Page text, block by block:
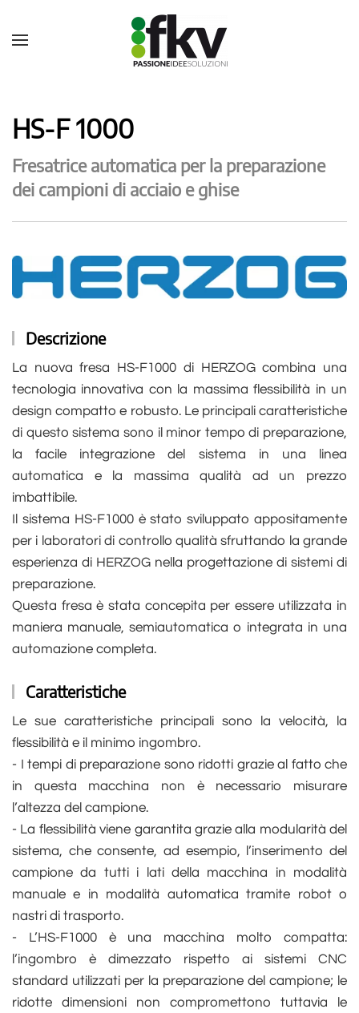
HS-F 1000
Fresatrice automatica per la preparazione
dei campioni di acciaio e ghise
Descrizione
La nuova fresa HS-F1000 di HERZOG combina una
tecnologia innovativa con la massima flessibilità in un
design compatto e robusto. Le principali caratteristiche
di questo sistema sono il minor tempo di preparazione,
la facile integrazione del sistema in una linea
automatica e la massima qualità ad un prezzo
imbattibile.
Il sistema HS-F1000 è stato sviluppato appositamente
per i laboratori di controllo qualità sfruttando la grande
esperienza di HERZOG nella progettazione di sistemi di
preparazione.
Questa fresa è stata concepita per essere utilizzata in
maniera manuale, semiautomatica o integrata in una
automazione completa.
Caratteristiche
Le sue caratteristiche principali sono la velocità, la
flessibilità e il minimo ingombro.
- I tempi di preparazione sono ridotti grazie al fatto che
in questa macchina non è necessario misurare
l’altezza del campione.
- La flessibilità viene garantita grazie alla modularità del
sistema, che consente, ad esempio, l’inserimento del
campione da tutti i lati della macchina in modalità
manuale e in modalità automatica tramite robot o
nastri di trasporto.
- L’HS-F1000 è una macchina molto compatta:
l’ingombro è dimezzato rispetto ai sistemi CNC
standard utilizzati per la preparazione del campione; le
ridotte dimensioni non compromettono tuttavia le